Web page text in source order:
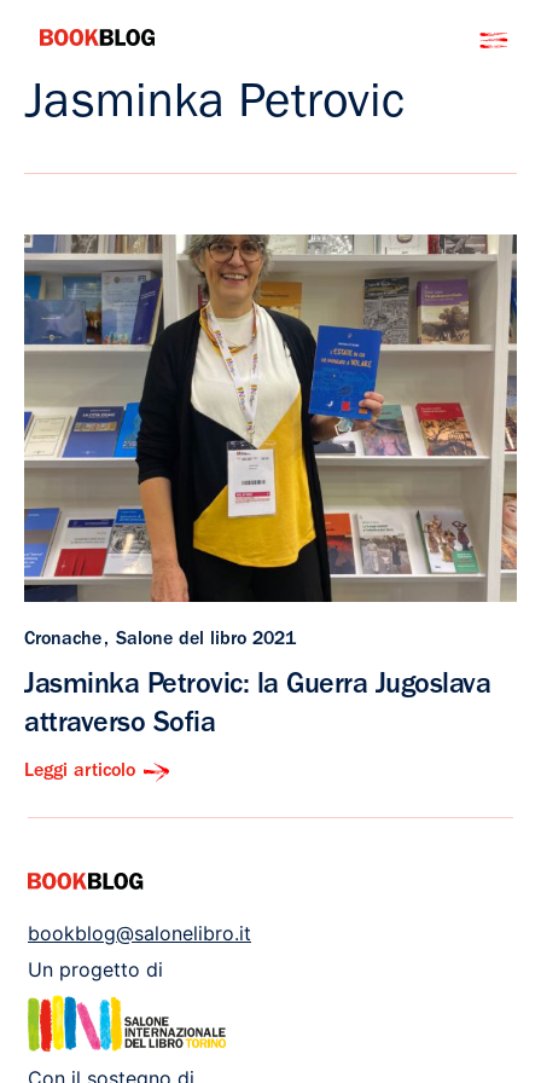
contenuto
Bookblog
Jasminka Petrovic
Cronache Salone del libro 2021
Jasminka Petrovic: la Guerra Jugoslava
attraverso Sofia
Leggi articolo
bookblog@salonelibro.it
Un progetto di